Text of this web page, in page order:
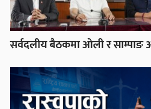
सर्वदलीय बैठकमा ओली र साम्पाङ